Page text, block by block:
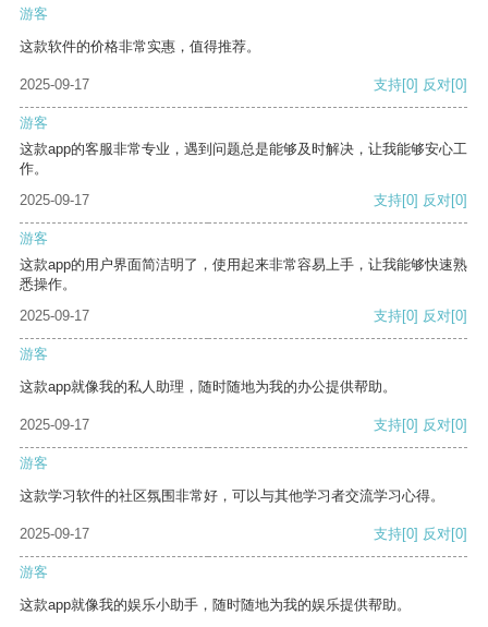
游客
这款软件的价格非常实惠，值得推荐。
2025-09-17 支持[0] 反对[0]
游客
这款app的客服非常专业，遇到问题总是能够及时解决，让我能够安心工
作。
2025-09-17
支持[0] 反对[0]
游客
这款app的用户界面简洁明了，使用起来非常容易上手，让我能够快速熟
悉操作。
2025-09-17
支持[0] 反对[0]
游客
这款app就像我的私人助理，随时随地为我的办公提供帮助。
2025-09-17 支持[0] 反对[0]
游客
这款学习软件的社区氛围非常好，可以与其他学习者交流学习心得。
2025-09-17 支持[0] 反对[0]
游客
这款app就像我的娱乐小助手，随时随地为我的娱乐提供帮助。